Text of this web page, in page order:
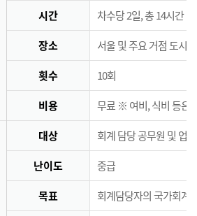
시간 차수당 2일, 총 14시간
장소 서울 및 주요 거점 도시
횟수 10회
비용 무료 ※ 여비, 식비 등은
대상 회계 담당 공무원 및 업
난이도 중급
목표 회계담당자의 국가회계